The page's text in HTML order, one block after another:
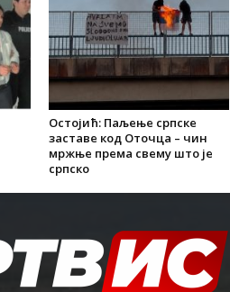
Остојић: Паљење српске
заставе код Оточца – чин
мржње према свему што је
српско